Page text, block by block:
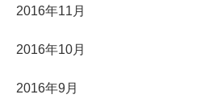
2016年11月
2016年10月
2016年9月